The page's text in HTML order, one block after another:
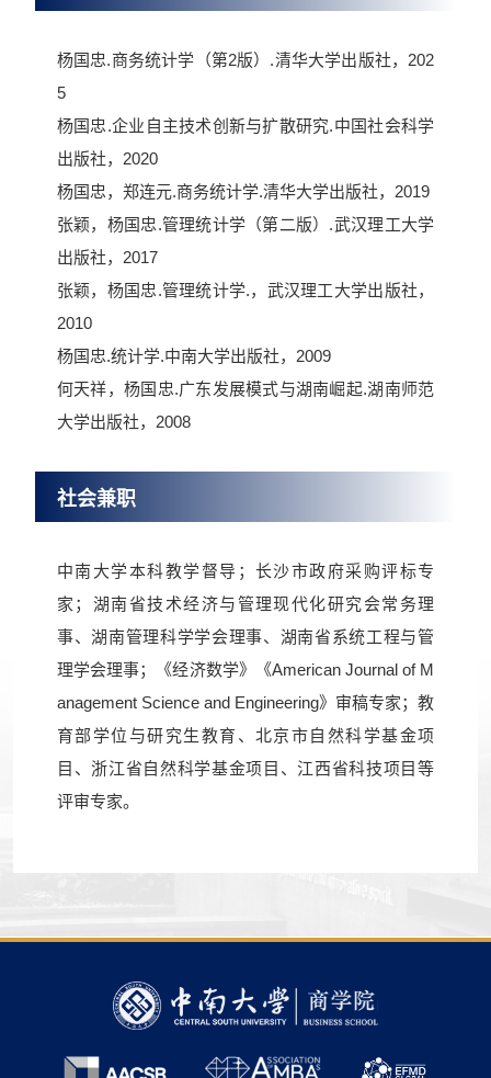
杨国忠.商务统计学（第2版）.清华大学出版社，202
5
杨国忠.企业自主技术创新与扩散研究.中国社会科学
出版社，2020
杨国忠，郑连元.商务统计学.清华大学出版社，2019
张颖，杨国忠.管理统计学（第二版）.武汉理工大学
出版社，2017
张颖，杨国忠.管理统计学.，武汉理工大学出版社，
2010
杨国忠.统计学.中南大学出版社，2009
何天祥，杨国忠.广东发展模式与湖南崛起.湖南师范
大学出版社，2008
社会兼职
中南大学本科教学督导；长沙市政府采购评标专
家；湖南省技术经济与管理现代化研究会常务理
事、湖南管理科学学会理事、湖南省系统工程与管
理学会理事；《经济数学》《American Journal of M
anagement Science and Engineering》审稿专家；教
育部学位与研究生教育、北京市自然科学基金项
目、浙江省自然科学基金项目、江西省科技项目等
评审专家。